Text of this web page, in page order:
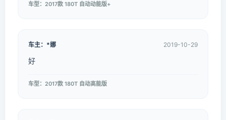
车型：2017款 180T 自动动能版+
车主：*娜 2019-10-29
好
车型：2017款 180T 自动高能版